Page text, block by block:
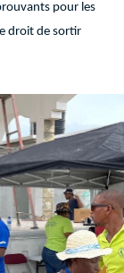
pour les
droit de sortir